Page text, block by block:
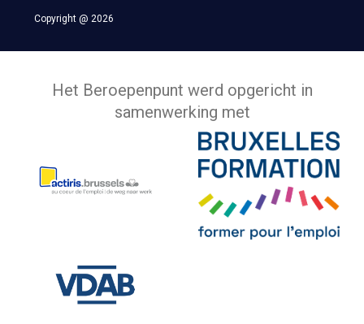
Copyright @ 2026
Het Beroepenpunt werd opgericht in
samenwerking met